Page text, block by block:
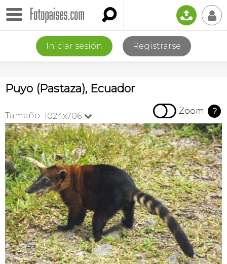
 📤 👤
Iniciar sesión Registrarse
Puyo (Pastaza), Ecuador
Tamaño: 1024x706   Zoom ?